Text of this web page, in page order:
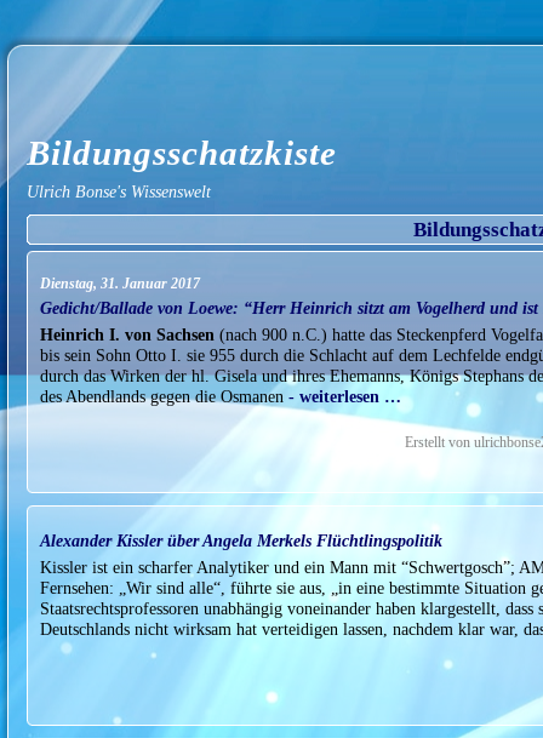
Bildungsschatzkiste
Ulrich Bonse's Wissenswelt
Dienstag, 31. Januar 2017
Gedicht/Ballade von Loewe: “Herr Heinrich sitzt am Vogelherd und
Heinrich I. von Sachsen (nach 900 n.C.) hatte das Steckenpferd
bis sein Sohn Otto I. sie 955 durch die Schlacht auf dem Lechfelde
durch das Wirken der hl. Gisela und ihres Ehemanns, Königs Stephans
des Abendlands gegen die Osmanen - weiterlesen …
Erstellt von
Alexander Kissler über Angela Merkels Flüchtlingspolitik
Kissler ist ein scharfer Analytiker und ein Mann mit “Schwertgosch”;
Fernsehen: „Wir sind alle“, führte sie aus, „in eine bestimmte Situation
Staatsrechtsprofessoren unabhängig voneinander haben klargestellt,
Deutschlands nicht wirksam hat verteidigen lassen, nachdem klar war,